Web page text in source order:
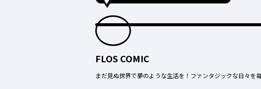
FLOS COMIC
まだ見ぬ世界で夢のような生活を！ファンタジックな日々を